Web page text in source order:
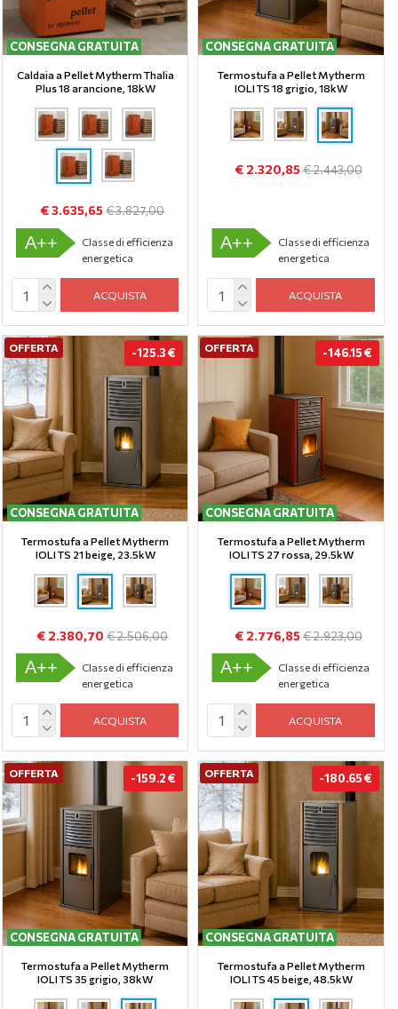
CONSEGNA GRATUITA
Caldaia a Pellet Mytherm Thalia
Plus 18 arancione, 18kW
€ 3.635,65 € 3.827,00
A++
Classe di efficienza
energetica
ACQUISTA
CONSEGNA GRATUITA
Termostufa a Pellet Mytherm
IOLI TS 18 grigio, 18kW
€ 2.320,85 € 2.443,00
A++
Classe di efficienza
energetica
ACQUISTA
OFFERTA
CONSEGNA GRATUITA
-125.3 €
Termostufa a Pellet Mytherm
IOLI TS 21 beige, 23.5kW
€ 2.380,70 € 2.506,00
A++
Classe di efficienza
energetica
ACQUISTA
OFFERTA
CONSEGNA GRATUITA
-146.15 €
Termostufa a Pellet Mytherm
IOLI TS 27 rossa, 29.5kW
€ 2.776,85 € 2.923,00
A++
Classe di efficienza
energetica
ACQUISTA
OFFERTA
CONSEGNA GRATUITA
-159.2 €
Termostufa a Pellet Mytherm
IOLI TS 35 grigio, 38kW
OFFERTA
CONSEGNA GRATUITA
-180.65 €
Termostufa a Pellet Mytherm
IOLI TS 45 beige, 48.5kW